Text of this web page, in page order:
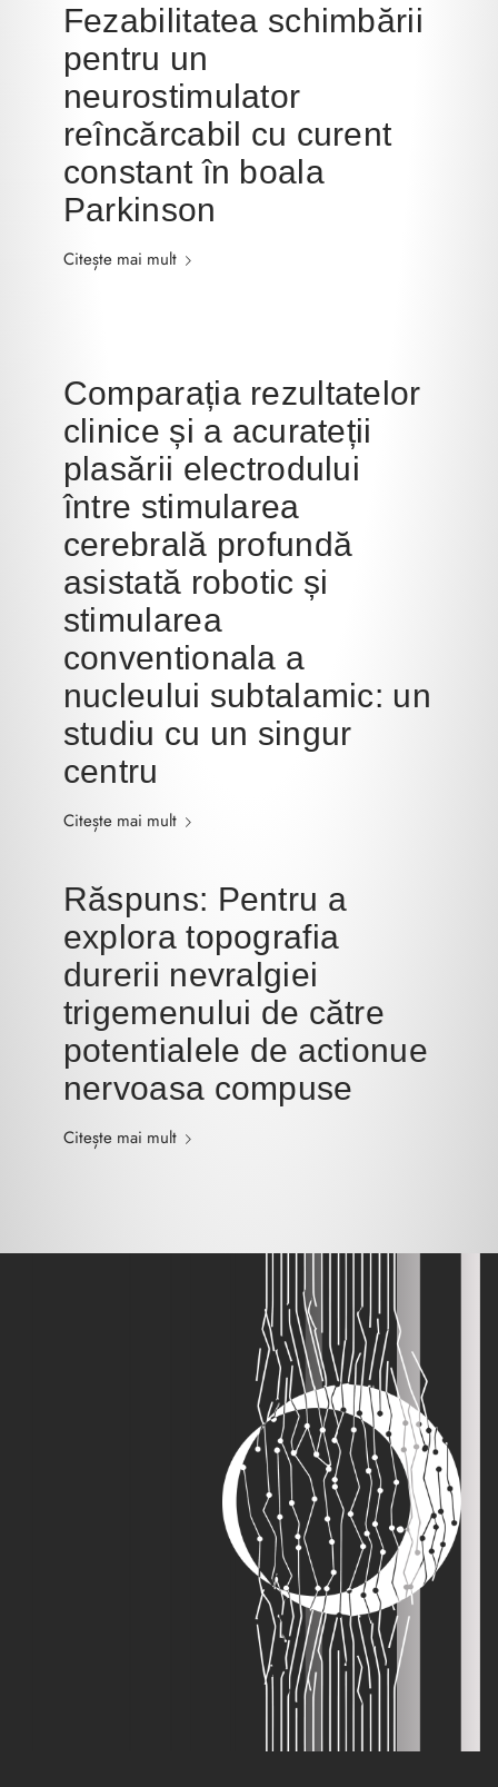
Fezabilitatea schimbării
pentru un
neurostimulator
reîncărcabil cu curent
constant în boala
Parkinson
Citește mai mult
Comparația rezultatelor
clinice și a acurateții
plasării electrodului
între stimularea
cerebrală profundă
asistată robotic și
stimularea
conventionala a
nucleului subtalamic: un
studiu cu un singur
centru
Citește mai mult
Răspuns: Pentru a
explora topografia
durerii nevralgiei
trigemenului de către
potentialele de actionue
nervoasa compuse
Citește mai mult